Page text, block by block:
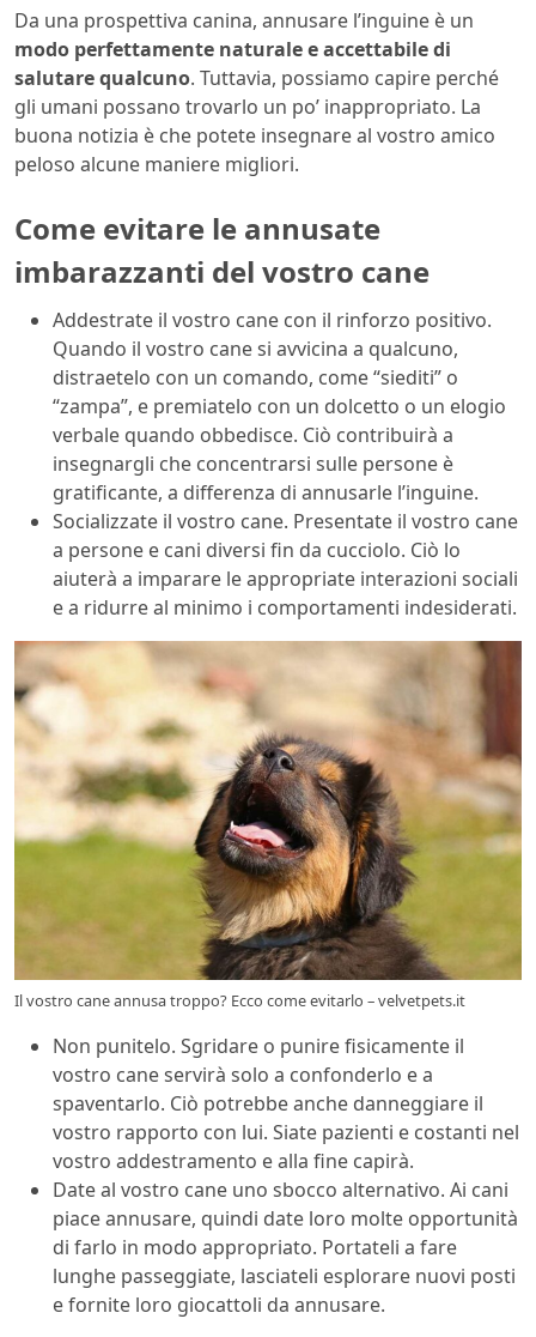
Da una prospettiva canina, annusare l’inguine è un
modo perfettamente naturale e accettabile di
salutare qualcuno. Tuttavia, possiamo capire perché
gli umani possano trovarlo un po’ inappropriato. La
buona notizia è che potete insegnare al vostro amico
peloso alcune maniere migliori.
Come evitare le annusate
imbarazzanti del vostro cane
Addestrate il vostro cane con il rinforzo positivo.
Quando il vostro cane si avvicina a qualcuno,
distraetelo con un comando, come “siediti” o
“zampa”, e premiatelo con un dolcetto o un elogio
verbale quando obbedisce. Ciò contribuirà a
insegnargli che concentrarsi sulle persone è
gratificante, a differenza di annusarle l’inguine.
Socializzate il vostro cane. Presentate il vostro cane
a persone e cani diversi fin da cucciolo. Ciò lo
aiuterà a imparare le appropriate interazioni sociali
e a ridurre al minimo i comportamenti indesiderati.
Il vostro cane annusa troppo? Ecco come evitarlo – velvetpets.it
Non punitelo. Sgridare o punire fisicamente il
vostro cane servirà solo a confonderlo e a
spaventarlo. Ciò potrebbe anche danneggiare il
vostro rapporto con lui. Siate pazienti e costanti nel
vostro addestramento e alla fine capirà.
Date al vostro cane uno sbocco alternativo. Ai cani
piace annusare, quindi date loro molte opportunità
di farlo in modo appropriato. Portateli a fare
lunghe passeggiate, lasciateli esplorare nuovi posti
e fornite loro giocattoli da annusare.